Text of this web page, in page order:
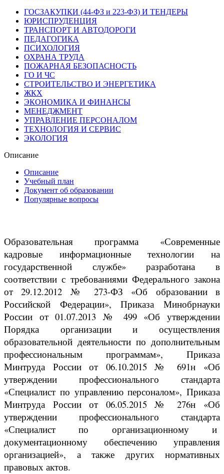
ГОСЗАКУПКИ (44-ФЗ и 223-ФЗ) И ТЕНДЕРЫ
ЮРИСПРУДЕНЦИЯ
ТРАНСПОРТ И АВТОДОРОГИ
ПЕДАГОГИКА
ПСИХОЛОГИЯ
ОХРАНА ТРУДА
ПОЖАРНАЯ БЕЗОПАСНОСТЬ
ГО И ЧС
СТРОИТЕЛЬСТВО И ЭНЕРГЕТИКА
ЖКХ
ЭКОНОМИКА И ФИНАНСЫ
МЕНЕДЖМЕНТ
УПРАВЛЕНИЕ ПЕРСОНАЛОМ
ТЕХНОЛОГИЯ И СЕРВИС
ЭКОЛОГИЯ
Описание
Описание
Учебный план
Документ об образовании
Популярные вопросы
Образовательная программа «Современные
кадровые информационные технологии на
государственной службе» разработана в
соответствии с требованиями Федерального закона
от 29.12.2012 № 273-ФЗ «Об образовании в
Российской Федерации», Приказа Минобрнауки
России от 01.07.2013 № 499 «Об утверждении
Порядка организации и осуществления
образовательной деятельности по дополнительным
профессиональным программам», Приказа
Минтруда России от 06.10.2015 № 691н «Об
утверждении профессионального стандарта
«Специалист по управлению персоналом», Приказа
Минтруда России от 06.05.2015 № 276н «Об
утверждении профессионального стандарта
«Специалист по организационному и
документационному обеспечению управления
организацией», а также других нормативных
правовых актов.